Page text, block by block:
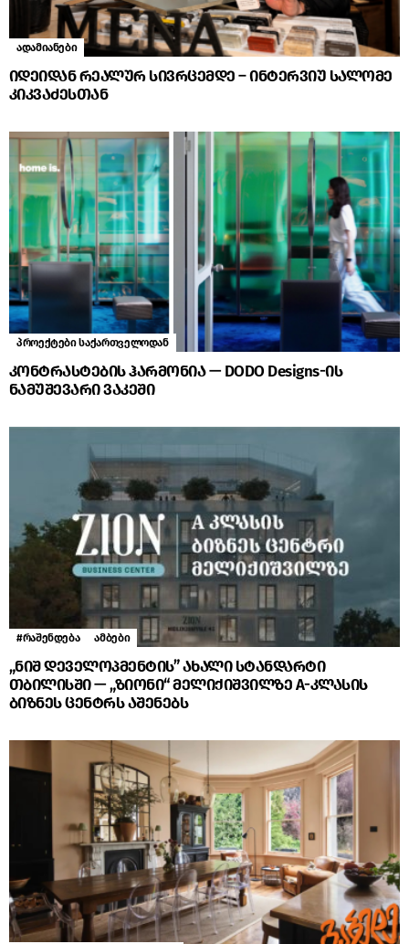
ადამიანები
იდეიდან რეალურ სივრცემდე – ინტერვიუ სალომე
კიკვაძესთან
პროექტები საქართველოდან
კონტრასტების ჰარმონია — DODO Designs-ის
ნამუშევარი ვაკეში
#რაშენდება ამბები
„ნიშ დეველოპმენტის” ახალი სტანდარტი
თბილისში — „ზიონი“ მელიქიშვილზე A-კლასის
ბიზნეს ცენტრს აშენებს